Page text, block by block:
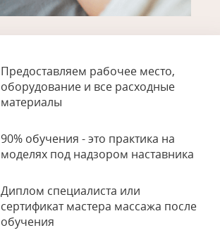
Предоставляем рабочее место,
оборудование и все расходные
материалы
90% обучения - это практика на
моделях под надзором наставника
Диплом специалиста или
сертификат мастера массажа после
обучения